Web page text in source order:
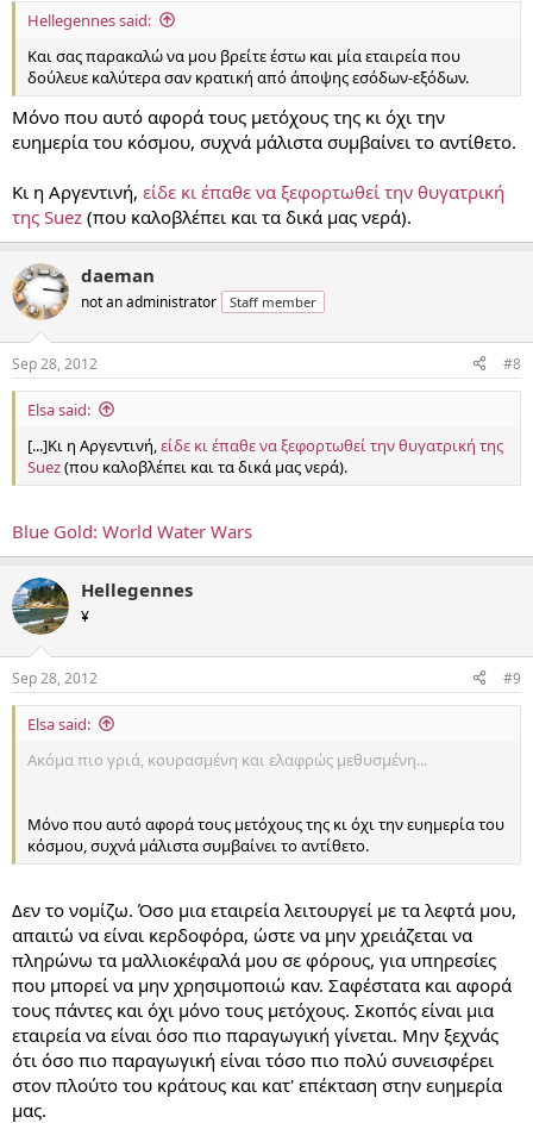
Hellegennes said:
Και σας παρακαλώ να μου βρείτε έστω και μία εταιρεία που
δούλευε καλύτερα σαν κρατική από άποψης εσόδων-εξόδων.
Μόνο που αυτό αφορά τους μετόχους της κι όχι την
ευημερία του κόσμου, συχνά μάλιστα συμβαίνει το αντίθετο.
Κι η Αργεντινή, είδε κι έπαθε να ξεφορτωθεί την θυγατρική
της Suez (που καλοβλέπει και τα δικά μας νερά).
daeman
not an administrator Staff member
Sep 28, 2012 #8
Elsa said:
[...]Κι η Αργεντινή, είδε κι έπαθε να ξεφορτωθεί την θυγατρική της
Suez(που καλοβλέπει και τα δικά μας νερά).
Blue Gold: World Water Wars
Hellegennes
¥
Sep 28, 2012 #9
Elsa said:
Ακόμα πιο γριά, κουρασμένη και ελαφρώς μεθυσμένη...
Μόνο που αυτό αφορά τους μετόχους της κι όχι την ευημερία του
κόσμου, συχνά μάλιστα συμβαίνει το αντίθετο.
Δεν το νομίζω. Όσο μια εταιρεία λειτουργεί με τα λεφτά μου,
απαιτώ να είναι κερδοφόρα, ώστε να μην χρειάζεται να
πληρώνω τα μαλλιοκέφαλά μου σε φόρους, για υπηρεσίες
που μπορεί να μην χρησιμοποιώ καν. Σαφέστατα και αφορά
τους πάντες και όχι μόνο τους μετόχους. Σκοπός είναι μια
εταιρεία να είναι όσο πιο παραγωγική γίνεται. Μην ξεχνάς
ότι όσο πιο παραγωγική είναι τόσο πιο πολύ συνεισφέρει
στον πλούτο του κράτους και κατ' επέκταση στην ευημερία
μας.